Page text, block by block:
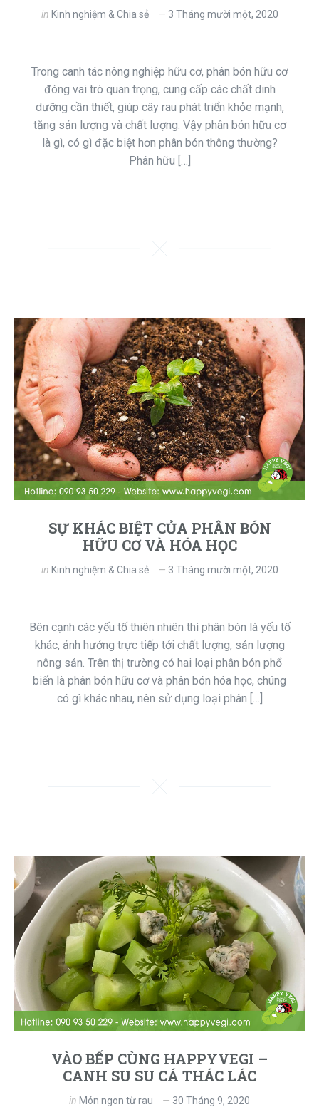
in Kinh nghiệm & Chia sẻ 3 Tháng mười một, 2020
Trong canh tác nông nghiệp hữu cơ, phân bón hữu cơ
đóng vai trò quan trọng, cung cấp các chất dinh
dưỡng cần thiết, giúp cây rau phát triển khỏe mạnh,
tăng sản lượng và chất lượng. Vậy phân bón hữu cơ
là gì, có gì đặc biệt hơn phân bón thông thường?
Phân hữu […]
SỰ KHÁC BIỆT CỦA PHÂN BÓN
HỮU CƠ VÀ HÓA HỌC
in Kinh nghiệm & Chia sẻ 3 Tháng mười một, 2020
Bên cạnh các yếu tố thiên nhiên thì phân bón là yếu tố
khác, ảnh hưởng trực tiếp tới chất lượng, sản lượng
nông sản. Trên thị trường có hai loại phân bón phổ
biến là phân bón hữu cơ và phân bón hóa học, chúng
có gì khác nhau, nên sử dụng loại phân […]
VÀO BẾP CÙNG HAPPYVEGI –
CANH SU SU CÁ THÁC LÁC
in Món ngon từ rau 30 Tháng 9, 2020